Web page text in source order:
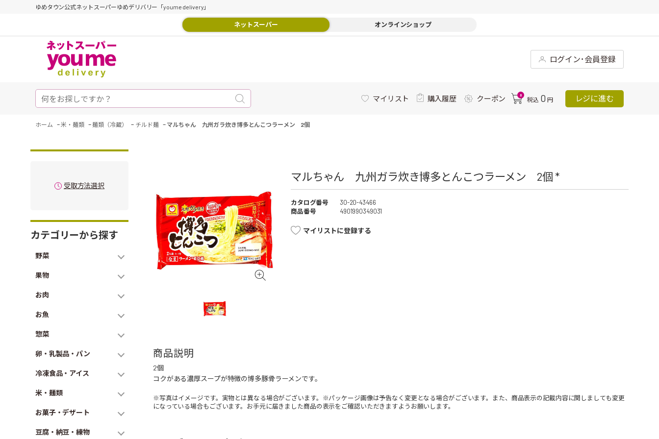
ゆめタウン公式ネットスーパーゆめデリバリー「youme delivery」
ネットスーパー オンラインショップ
ログイン･会員登録
マイリスト 購入履歴 クーポン 0
税込 0 円 レジに進む
ホーム -米・麺類 -麺類（冷蔵） - チルド麺 - マルちゃん 九州ガラ炊き博多とんこつラーメン 2個
受取方法選択
カテゴリーから探す
野菜
果物
お肉
お魚
惣菜
卵・乳製品・パン
冷凍食品・アイス
米・麺類
お菓子・デザート
豆腐・納豆・練物
マルちゃん 九州ガラ炊き博多とんこつラーメン 2個 *
カタログ番号
30-20-43466
商品番号
4901990349031
マイリストに登録する
商品説明
2個
コクがある濃厚スープが特徴の博多豚骨ラーメンです。
※写真はイメージです。実物とは異なる場合がございます。※パッケージ画像は予告なく変更となる場合がございます。また、商品表示の記載内容に関しましても変更
になっている場合もございます。お手元に届きました商品の表示をご確認いただきますようお願いします。